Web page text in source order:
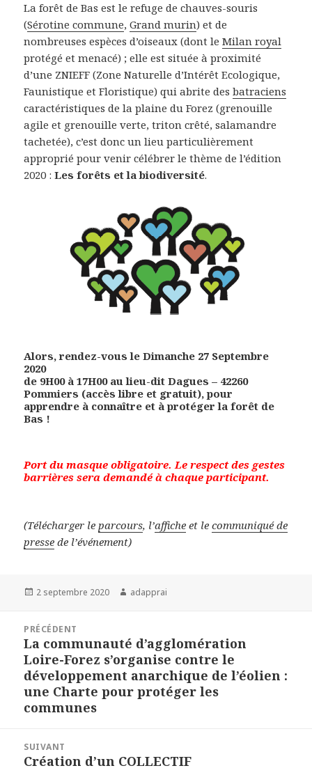
La forêt de Bas est le refuge de chauves-souris
(Sérotine commune,Grand murin) et de
nombreuses espèces d’oiseaux (dont leMilan royal
protégé et menacé) ; elle est située à proximité
d’une ZNIEFF (Zone Naturelle d’Intérêt Ecologique,
Faunistique et Floristique) qui abrite desbatraciens
caractéristiques de la plaine du Forez (grenouille
agile et grenouille verte, triton crêté, salamandre
tachetée), c’est donc un lieu particulièrement
approprié pour venir célébrer le thème de l’édition
2020 :Les forêts et la biodiversité.
Alors, rendez-vous leDimanche 27 Septembre
2020
de 9H00 à 17H00 au lieu-ditDagues – 42260
Pommiers (accès libre et gratuit), pour
apprendre à connaître et à protéger la forêt de
Bas !
Port du masque obligatoire. Le respect des gestes
barrières sera demandé à chaque participant.
(Télécharger leparcours, l’affiche et lecommuniqué de
presse de l’événement)
Publié
2 septembre 2020 Auteur
adapprai
l’article
PRÉCÉDENT
Article
précédent :
La communauté d’agglomération
Loire-Forez s’organise contre le
développement anarchique de l’éolien :
une Charte pour protéger les
communes
SUIVANT
Article
Création d’un COLLECTIF